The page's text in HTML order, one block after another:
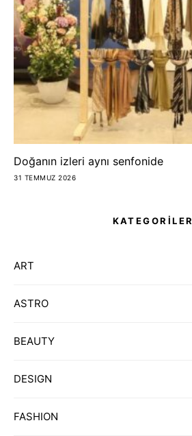
Doğanın izleri aynı senfonide
31 TEMMUZ 2026
KATEGORİLER
ART
ASTRO
BEAUTY
DESIGN
FASHION